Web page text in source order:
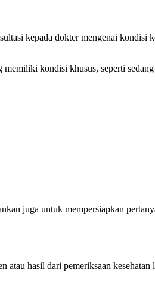
kepada dokter mengenai kondisi
kondisi khusus, seperti
juga untuk mempersiapkan
atau hasil dari pemeriksaan